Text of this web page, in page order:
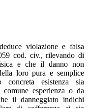
violazione e falsa
cod. civ., rilevando di
e che il danno non
loro pura e semplice
esistenza sia
esperienza o da
il danneggiato indichi